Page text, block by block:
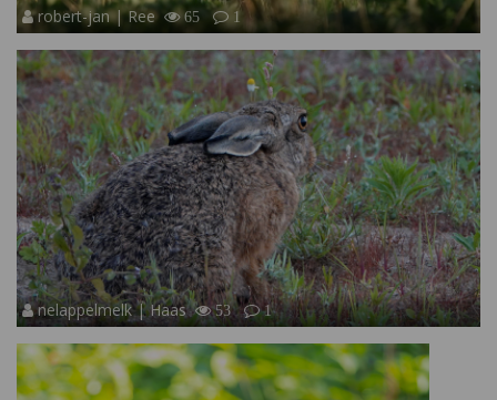
robert-jan | Ree 65 1
nelappelmelk | Haas 53 1